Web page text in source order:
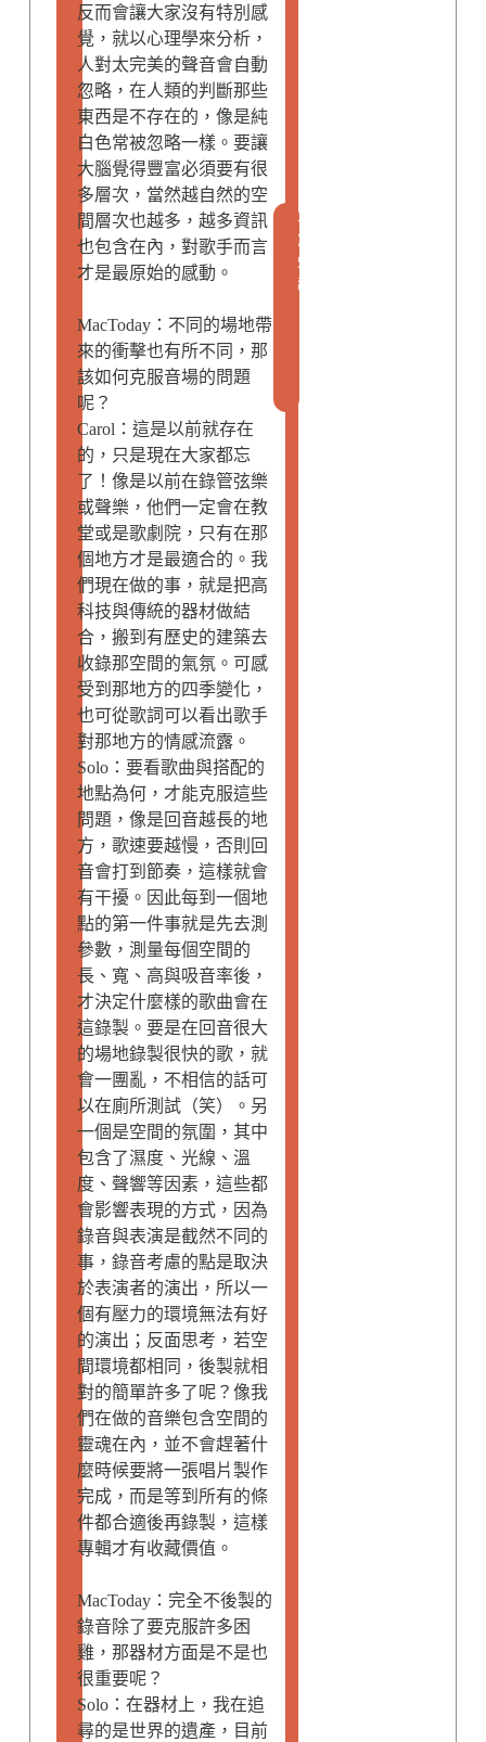
反而會讓大家沒有特別感
覺，就以心理學來分析，
人對太完美的聲音會自動
忽略，在人類的判斷那些
東西是不存在的，像是純
白色常被忽略一樣。要讓
大腦覺得豐富必須要有很
多層次，當然越自然的空
間層次也越多，越多資訊
也包含在內，對歌手而言
才是最原始的感動。
MacToday：不同的場地帶
來的衝擊也有所不同，那
該如何克服音場的問題
呢？
Carol：這是以前就存在
的，只是現在大家都忘
了！像是以前在錄管弦樂
或聲樂，他們一定會在教
堂或是歌劇院，只有在那
個地方才是最適合的。我
們現在做的事，就是把高
科技與傳統的器材做結
合，搬到有歷史的建築去
收錄那空間的氣氛。可感
受到那地方的四季變化，
也可從歌詞可以看出歌手
對那地方的情感流露。
Solo：要看歌曲與搭配的
地點為何，才能克服這些
問題，像是回音越長的地
方，歌速要越慢，否則回
音會打到節奏，這樣就會
有干擾。因此每到一個地
點的第一件事就是先去測
參數，測量每個空間的
長、寬、高與吸音率後，
才決定什麼樣的歌曲會在
這錄製。要是在回音很大
的場地錄製很快的歌，就
會一團亂，不相信的話可
以在廁所測試（笑）。另
一個是空間的氛圍，其中
包含了濕度、光線、溫
度、聲響等因素，這些都
會影響表現的方式，因為
錄音與表演是截然不同的
事，錄音考慮的點是取決
於表演者的演出，所以一
個有壓力的環境無法有好
的演出；反面思考，若空
間環境都相同，後製就相
對的簡單許多了呢？像我
們在做的音樂包含空間的
靈魂在內，並不會趕著什
麼時候要將一張唱片製作
完成，而是等到所有的條
件都合適後再錄製，這樣
專輯才有收藏價值。
MacToday：完全不後製的
錄音除了要克服許多困
雞，那器材方面是不是也
很重要呢？
Solo：在器材上，我在追
尋的是世界的遺產，目前
人
物
故
事